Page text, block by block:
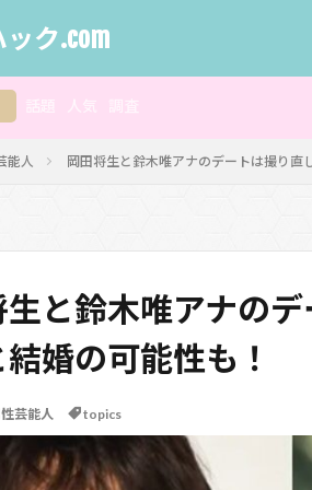
ク.com
能人 岡田将生と鈴木唯アナのデートは撮り直
生と鈴木唯アナの
婚の可能性も！
芸能人 topics